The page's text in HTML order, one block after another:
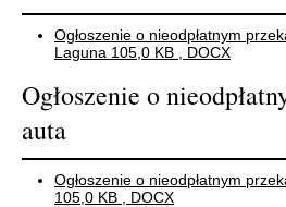
Ogłoszenie o nieodpłatnym
Laguna 105,0 KB , DOCX
Ogłoszenie o
auta
Ogłoszenie o nieodpłatnym
105,0 KB
, DOCX